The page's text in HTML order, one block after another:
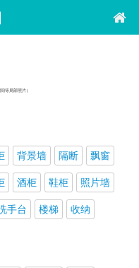
等局部照片）
背景墙 隔断
飘窗
酒柜 鞋柜
照片墙
手台 楼梯 收纳